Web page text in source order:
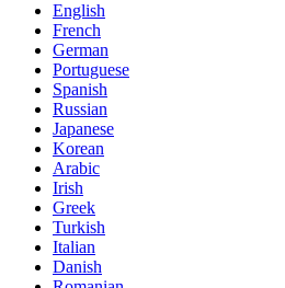
English
French
German
Portuguese
Spanish
Russian
Japanese
Korean
Arabic
Irish
Greek
Turkish
Italian
Danish